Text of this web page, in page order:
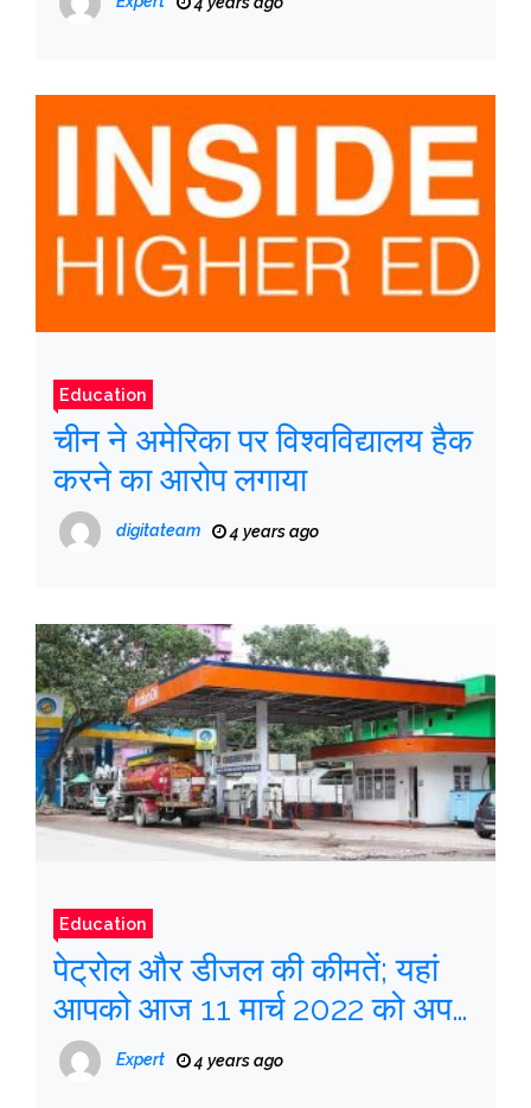
अधिकारियों को पूरा सहयोग देने का
Education
चीन ने अमेरिका पर विश्वविद्यालय हैक
करने का आरोप लगाया
digitateam 4 years ago
Education
पेट्रोल और डीजल की कीमतें; यहां
आपको आज 11 मार्च 2022 को अपने
शहर में भुगतान करने की आवश्यकता
है
Expert 4 years ago